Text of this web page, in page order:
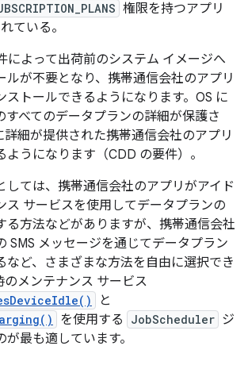
権限を持つアプリ
ている。
によって出荷前のシステム イメージへ
ルが不要となり、携帯通信会社のアプリ
ストールできるようになります。OS に
すべてのデータプランの詳細が保護さ
詳細が提供された携帯通信会社のアプリ
ようになります（CDD の要件）。
しては、携帯通信会社のアプリがアイド
ス サービスを使用してデータプランの
る方法などがありますが、携帯通信会社
SMS メッセージを通じてデータプラン
など、さまざまな方法を自由に選択でき
のメンテナンス サービス
と
を使用する JobScheduler ジ
最も適しています。